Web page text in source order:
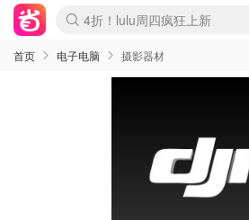
Boticinal 夏促开抢！
4折！lulu周四疯狂上新
还没结束！&OtherStories大促
Joybuy变相75折 随时失效
速领！Stanley独家85折
疑似霸哥！Camper额外叠85折
Zalando 奥莱闪促！每日更新
Moncler反季囤！5折起+叠9折
Coach Brooklyn仅€192
首页 电子电脑 摄影器材